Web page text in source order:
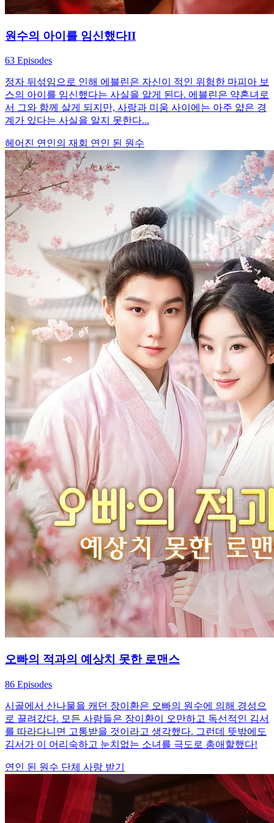
원수의 아이를 임신했다II
63 Episodes
정자 뒤섞임으로 인해 에블린은 자신이 적인 위험한 마피아 보
스의 아이를 임신했다는 사실을 알게 된다. 에블린은 약혼녀로
서 그와 함께 살게 되지만, 사랑과 미움 사이에는 아주 얇은 경
계가 있다는 사실을 알지 못한다...
헤어진 연인의 재회 연인 된 원수
오빠의 적과의 예상치 못한 로맨스
86 Episodes
시골에서 산나물을 캐던 장이환은 오빠의 원수에 의해 경성으
로 끌려갔다. 모든 사람들은 장이환이 오만하고 독선적인 김서
를 따라다니면 고통받을 것이라고 생각했다. 그런데 뜻밖에도
김서가 이 어리숙하고 눈치없는 소녀를 극도로 총애할했다!
연인 된 원수 단체 사랑 받기